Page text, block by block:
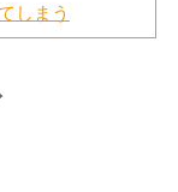
しまう